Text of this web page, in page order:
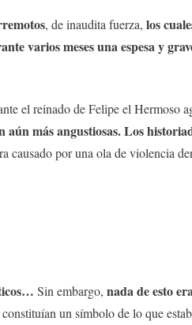
, de inaudita fuerza, los
varios meses una espesa y
el reinado de Felipe el Hermoso
más angustiosas. Los
causado por una ola de violencia
Sin embargo, nada de esto
un símbolo de lo que